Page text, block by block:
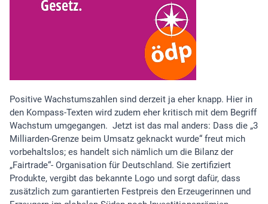
Positive Wachstumszahlen sind derzeit ja eher knapp. Hier in
den Kompass-Texten wird zudem eher kritisch mit dem Begriff
Wachstum umgegangen. Jetzt ist das mal anders: Dass die „3
Milliarden-Grenze beim Umsatz geknackt wurde“ freut mich
vorbehaltslos; es handelt sich nämlich um die Bilanz der
„Fairtrade“- Organisation für Deutschland. Sie zertifiziert
Produkte, vergibt das bekannte Logo und sorgt dafür, dass
zusätzlich zum garantierten Festpreis den Erzeugerinnen und